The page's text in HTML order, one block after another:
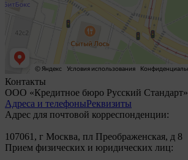
Контакты
ООО «Кредитное бюро Русский Стандарт»
Адреса и телефоныРеквизиты
Адрес для почтовой корреспонденции:
107061, г Москва, пл Преображенская, д 8
Прием физических и юридических лиц: